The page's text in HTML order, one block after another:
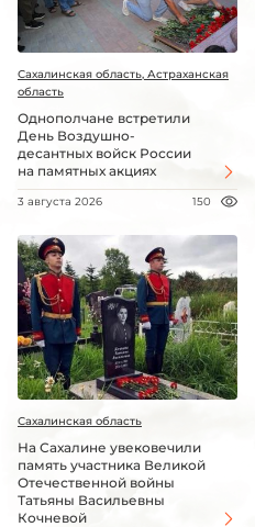
Сахалинская область, Астраханская
область
Однополчане встретили
День Воздушно-
десантных войск России
на памятных акциях
3 августа 2026 150
Сахалинская область
На Сахалине увековечили
память участника Великой
Отечественной войны
Татьяны Васильевны
Кочневой